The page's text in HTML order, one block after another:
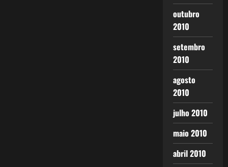
outubro
2010
setembro
2010
agosto
2010
julho 2010
maio 2010
abril 2010